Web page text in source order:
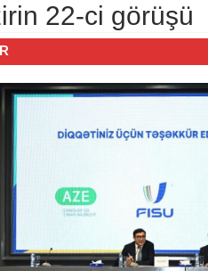
22-ci görüşü